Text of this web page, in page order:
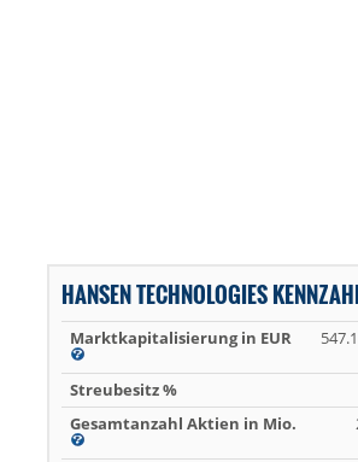
HANSEN TECHNOLOGIES
Marktkapitalisierung in EUR
Streubesitz %
Gesamtanzahl Aktien in Mio.